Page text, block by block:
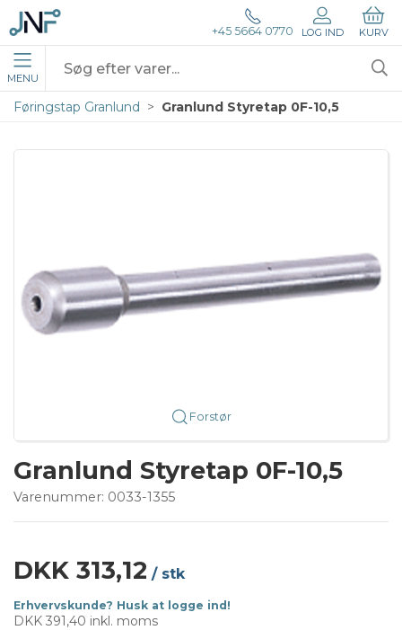
+45 5664 0770 LOG IND KURV
MENU
Føringstap Granlund Granlund Styretap 0F-10,5
Forstør
Granlund Styretap 0F-10,5
Varenummer: 0033-1355
DKK 313,12 / stk
Erhvervskunde? Husk at logge ind!
DKK 391,40 inkl. moms